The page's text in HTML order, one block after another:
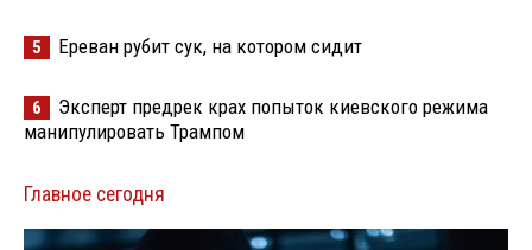
5 Ереван рубит сук, на котором сидит
6
Эксперт предрек крах попыток киевского режима
манипулировать Трампом
Главное сегодня